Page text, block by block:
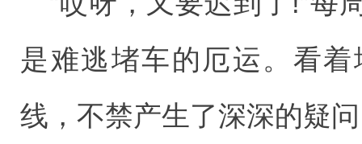
是难逃堵车的厄运。看
线，不禁产生了深深的疑